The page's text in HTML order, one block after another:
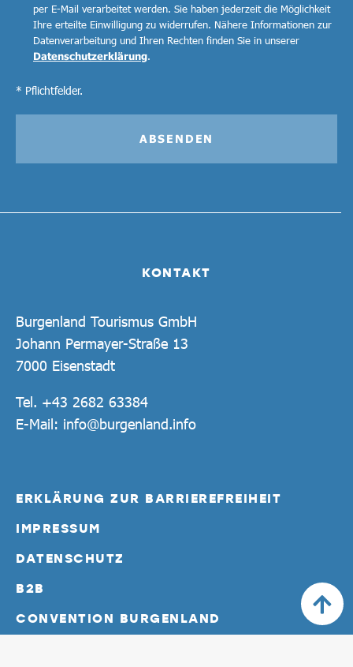
KONTAKT
Burgenland Tourismus GmbH
Johann Permayer-Straße 13
7000 Eisenstadt
Tel. +43 2682 63384
E-Mail: info@burgenland.info
ERKLÄRUNG ZUR BARRIEREFREIHEIT
IMPRESSUM
DATENSCHUTZ
B2B
CONVENTION BURGENLAND
per E-Mail verarbeitet werden. Sie haben jederzeit die Möglichkeit
Ihre erteilte Einwilligung zu widerrufen. Nähere Informationen zur
Datenverarbeitung und Ihren Rechten finden Sie in unserer
Datenschutzerklärung.
* Pflichtfelder.
ABSENDEN